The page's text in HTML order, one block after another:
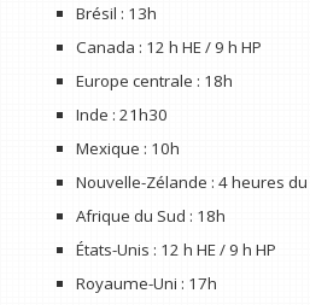
Brésil : 13h
Canada : 12 h HE / 9 h HP
Europe centrale : 18h
Inde : 21h30
Mexique : 10h
Nouvelle-Zélande : 4 heures
Afrique du Sud : 18h
États-Unis : 12 h HE / 9 h HP
Royaume-Uni : 17h